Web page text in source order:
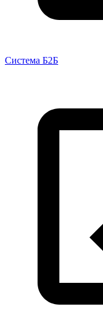
Система Б2Б